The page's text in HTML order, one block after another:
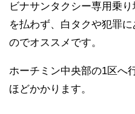
ビナサンタクシー専用乗
を払わず、白タクや犯罪
のでオススメです。
ホーチミン中央部の1区へ
ほどかかります。